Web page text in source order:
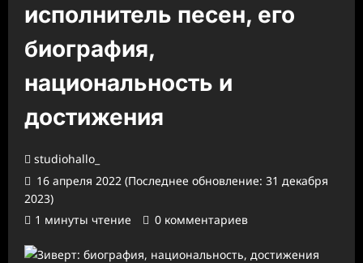
исполнитель песен, его
биография,
национальность и
достижения
studiohallo_
16 апреля 2022 (Последнее обновление: 31 декабря
2023)
1 минуты чтение
0 комментариев